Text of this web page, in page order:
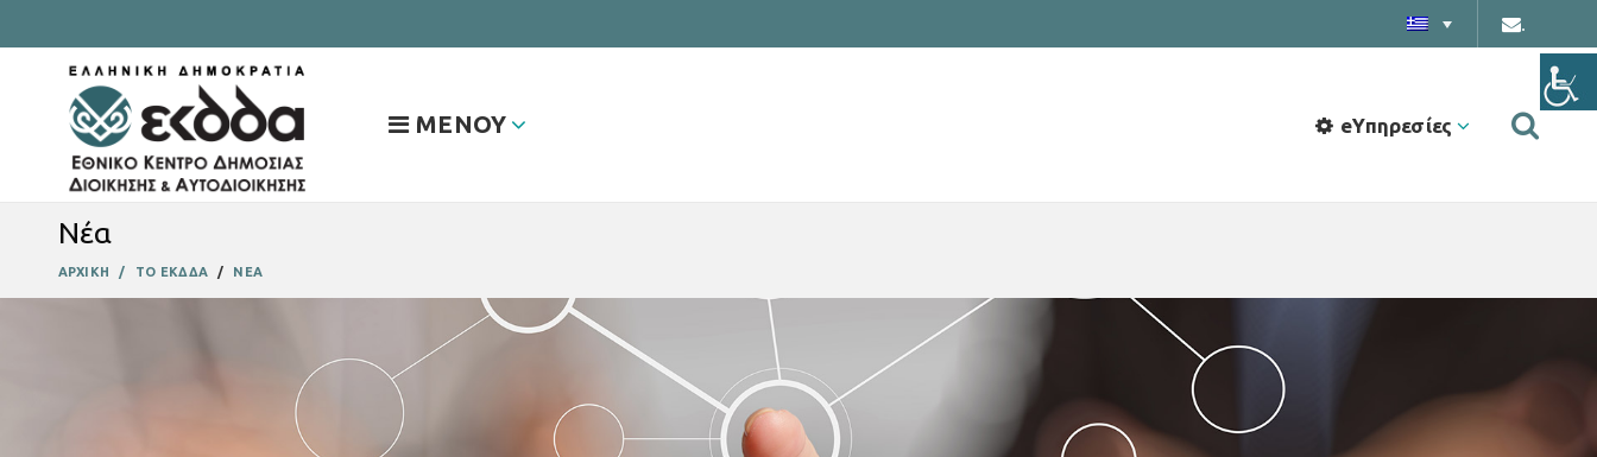
ΜΕΝΟΥ eΥπηρεσίες
Νέα
ΑΡΧΙΚΗ ΤΟ ΕΚΔΔΑ ΝΕΑ